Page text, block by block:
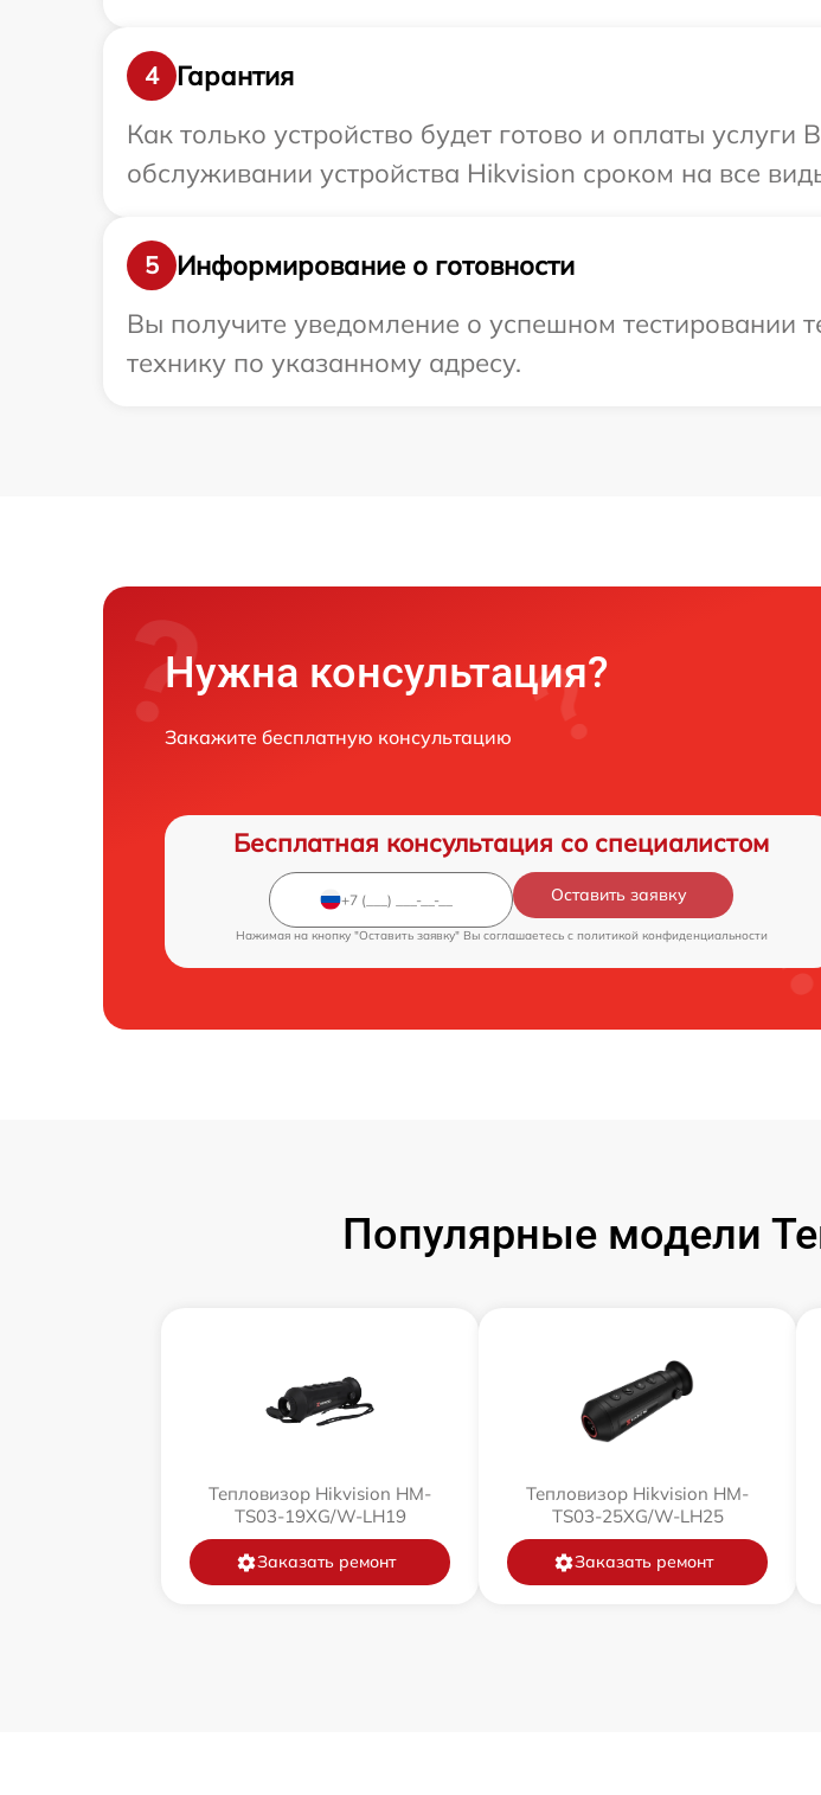
4
Гарантия
Как только устройство будет готово и оплаты
обслуживании устройства Hikvision сроком на все
5
Информирование о готовности
Вы получите уведомление о успешном тестировании
технику по указанному адресу.
Нужна консультация?
Закажите бесплатную консультацию
Бесплатная консультация со специалистом
Оставить заявку
Нажимая на кнопку "Оставить заявку" Вы соглашаетесь c политикой конфиденциальности
Популярные модели
Тепловизор Hikvision HM-
TS03-19XG/W-LH19
Заказать ремонт
Тепловизор Hikvision HM-
TS03-25XG/W-LH25
Заказать ремонт